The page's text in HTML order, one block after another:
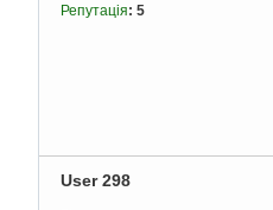
Репутація: 5
User 298